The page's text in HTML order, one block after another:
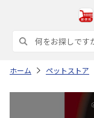
ホーム ペットストア